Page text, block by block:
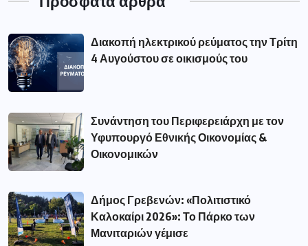
Διακοπή ηλεκτρικού ρεύματος την Τρίτη
4 Αυγούστου σε οικισμούς του
Συνάντηση του Περιφερειάρχη με τον
Υφυπουργό Εθνικής Οικονομίας &
Οικονομικών
Δήμος Γρεβενών: «Πολιτιστικό
Καλοκαίρι 2026»: Το Πάρκο των
Μανιταριών γέμισε